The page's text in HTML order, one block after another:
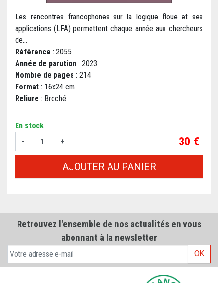
Les rencontres francophones sur la logique floue et ses
applications (LFA) permettent chaque année aux chercheurs
de...
Référence : 2055
Année de parution : 2023
Nombre de pages : 214
Format : 16x24 cm
Reliure : Broché
En stock
-
+ Prix
30 €
AJOUTER AU PANIER
Retrouvez l'ensemble de nos actualités en vous
abonnant à la newsletter
OK